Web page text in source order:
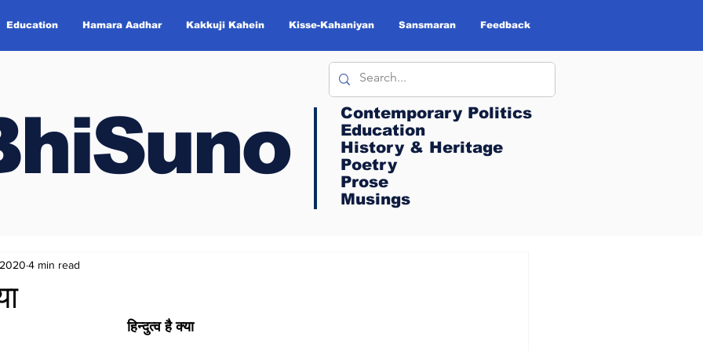
Education Hamara Aadhar Kakkuji Kahein Kisse-Kahaniyan Sansmaran Feedback
Contemporary Politics
Education
History & Heritage
Poetry
Prose
Musings
4 min read
हिन्दुत्व है क्या
Contemporary Politics
Education
History & Heritage
Poetry
Prose
Musings